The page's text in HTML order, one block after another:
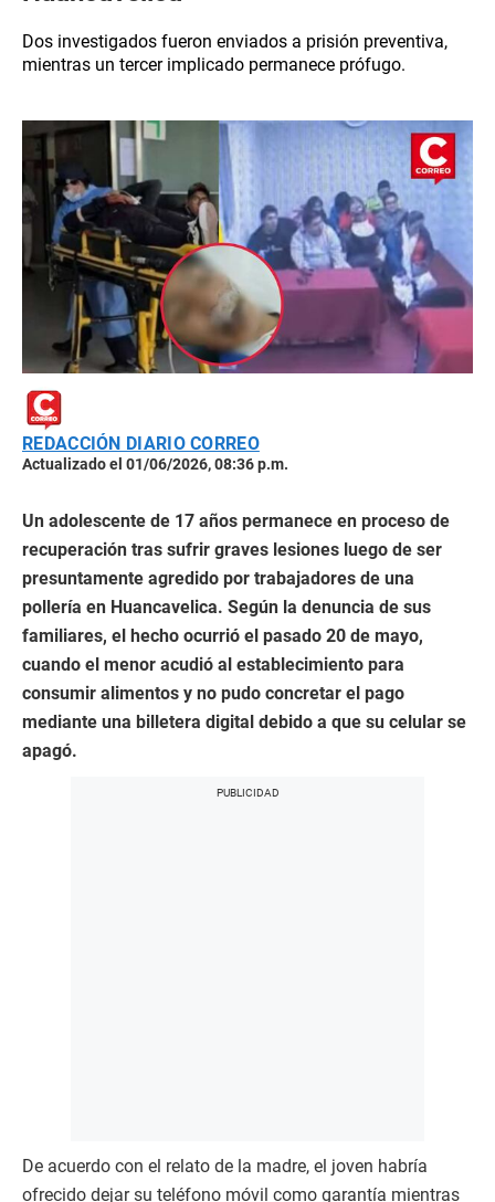
Dos investigados fueron enviados a prisión preventiva,
mientras un tercer implicado permanece prófugo.
REDACCIÓN DIARIO CORREO
Actualizado el 01/06/2026, 08:36 p.m.
Un adolescente de 17 años permanece en proceso de
recuperación tras sufrir graves lesiones luego de ser
presuntamente agredido por trabajadores de una
pollería en Huancavelica. Según la denuncia de sus
familiares, el hecho ocurrió el pasado 20 de mayo,
cuando el menor acudió al establecimiento para
consumir alimentos y no pudo concretar el pago
mediante una billetera digital debido a que su celular se
apagó.
De acuerdo con el relato de la madre, el joven habría
ofrecido dejar su teléfono móvil como garantía mientras